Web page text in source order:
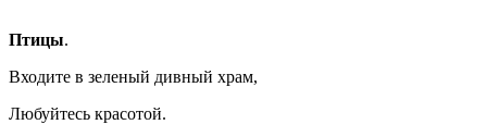
Птицы.
Входите в зеленый дивный храм,
Любуйтесь красотой.